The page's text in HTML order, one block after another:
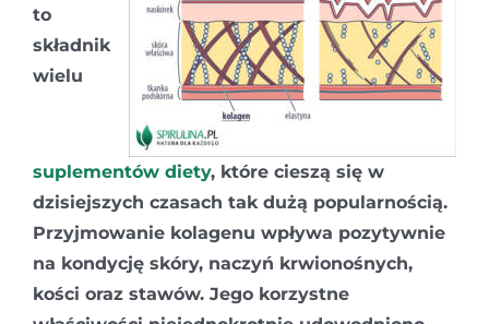
to
składnik
wielu
suplementów diety, które cieszą się w
dzisiejszych czasach tak dużą popularnością.
Przyjmowanie kolagenu wpływa pozytywnie
na kondycję skóry, naczyń krwionośnych,
kości oraz stawów. Jego korzystne